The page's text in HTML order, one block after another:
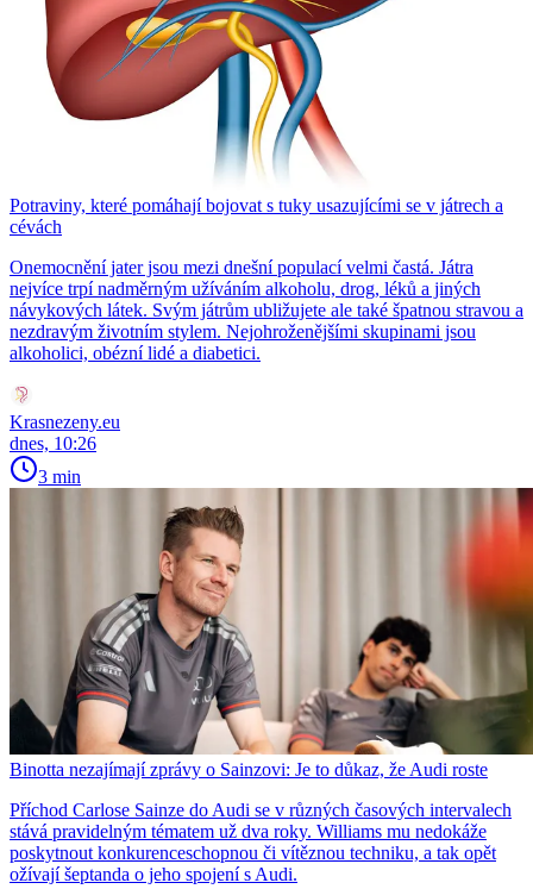
Potraviny, které pomáhají bojovat s tuky usazujícími se v játrech a
cévách
Onemocnění jater jsou mezi dnešní populací velmi častá. Játra
nejvíce trpí nadměrným užíváním alkoholu, drog, léků a jiných
návykových látek. Svým játrům ubližujete ale také špatnou stravou a
nezdravým životním stylem. Nejohroženějšími skupinami jsou
alkoholici, obézní lidé a diabetici.
Krasnezeny.eu
dnes, 10:26
3 min
Binotta nezajímají zprávy o Sainzovi: Je to důkaz, že Audi roste
Příchod Carlose Sainze do Audi se v různých časových intervalech
stává pravidelným tématem už dva roky. Williams mu nedokáže
poskytnout konkurenceschopnou či vítěznou techniku, a tak opět
ožívají šeptanda o jeho spojení s Audi.